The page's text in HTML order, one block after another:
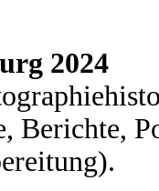
2024
Berichte,